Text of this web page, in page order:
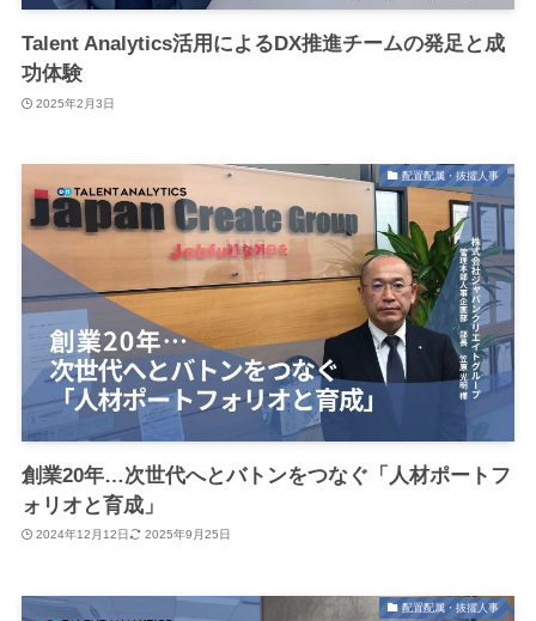
Talent Analytics活用によるDX推進チームの発足と成
功体験
2025年2月3日
配置配属・抜擢人事
創業20年…次世代へとバトンをつなぐ「人材ポートフ
ォリオと育成」
2024年12月12日 2025年9月25日
配置配属・抜擢人事